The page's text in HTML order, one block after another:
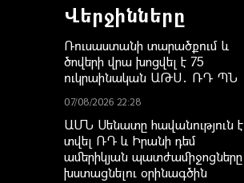
Վերջինները
Ռուսաստանի տարածքում և
ծովերի վրա խոցվել է 75
ուկրաինական ԱԹՍ․ ՌԴ ՊՆ
07/08/2026 22:28
ԱՄՆ Սենատը հավանություն է
տվել ՌԴ և Իրանի դեմ
ամերիկյան պատժամիջոցները
խստացնելու օրինագծին